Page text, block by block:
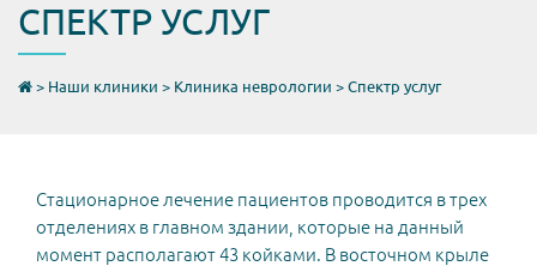
СПЕКТР УСЛУГ
> Наши клиники > Клиника неврологии > Спектр услуг
Стационарное лечение пациентов проводится в трех
отделениях в главном здании, которые на данный
момент располагают 43 койками. В восточном крыле